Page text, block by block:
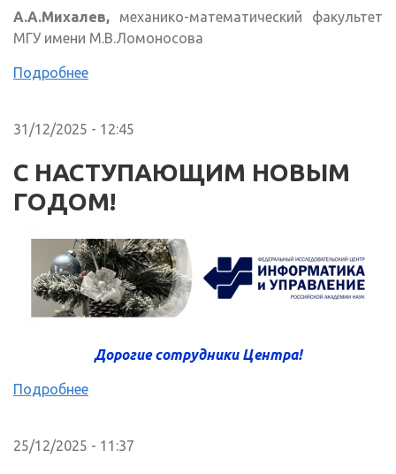
А.А.Михалев, механико-математический факультет
МГУ имени М.В.Ломоносова
Подробнее
31/12/2025 - 12:45
С НАСТУПАЮЩИМ НОВЫМ
ГОДОМ!
Дорогие сотрудники Центра!
Подробнее
25/12/2025 - 11:37